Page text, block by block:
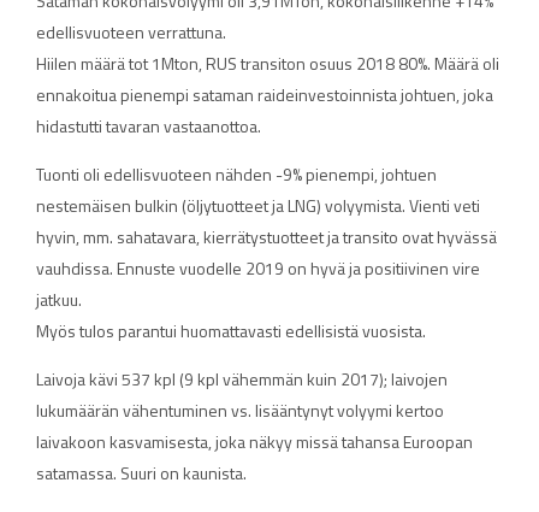
edellisvuoteen verrattuna.
Hiilen määrä tot 1Mton, RUS transiton osuus 2018 80%. Määrä oli
ennakoitua pienempi sataman raideinvestoinnista johtuen, joka
hidastutti tavaran vastaanottoa.
Tuonti oli edellisvuoteen nähden -9% pienempi, johtuen
nestemäisen bulkin (öljytuotteet ja LNG) volyymista. Vienti veti
hyvin, mm. sahatavara, kierrätystuotteet ja transito ovat hyvässä
vauhdissa. Ennuste vuodelle 2019 on hyvä ja positiivinen vire
jatkuu.
Myös tulos parantui huomattavasti edellisistä vuosista.
Laivoja kävi 537 kpl (9 kpl vähemmän kuin 2017); laivojen
lukumäärän vähentuminen vs. lisääntynyt volyymi kertoo
laivakoon kasvamisesta, joka näkyy missä tahansa Euroopan
satamassa. Suuri on kaunista.